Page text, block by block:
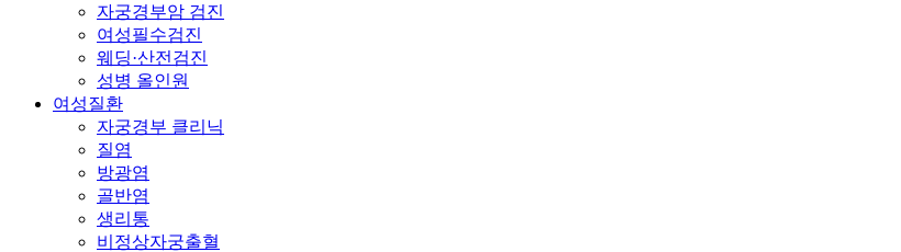
자궁경부암 검진
여성필수검진
웨딩·산전검진
성병 올인원
여성질환
자궁경부 클리닉
질염
방광염
골반염
생리통
비정상자궁출혈